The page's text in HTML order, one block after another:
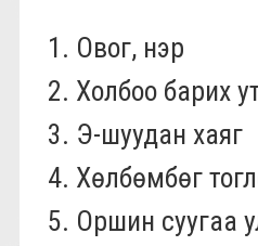
1. Овог, нэр
2. Холбоо барих
3. Э-шуудан хаяг
4. Хөлбөмбөг
5. Оршин суугаа